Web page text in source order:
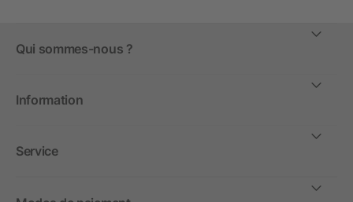
Qui sommes-nous ?
Information
Service